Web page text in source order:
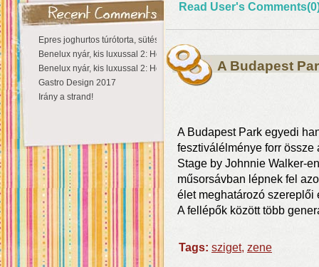
Epres joghurtos túrótorta, sütés nélkül
Benelux nyár, kis luxussal 2: Hollandia
Benelux nyár, kis luxussal 2: Hollandia
Gastro Design 2017
Irány a strand!
Read User's
A Budapest
A Budapest Park egyedi
fesztiválélménye forr
Stage by Johnnie Walker-
műsorsávban lépnek fel
élet meghatározó szereplői
A fellépők között több
Tags: sziget, zene